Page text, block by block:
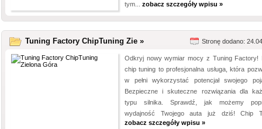
tym... zobacz szczegóły wpisu »
Tuning Factory ChipTuning Zie » Stronę dodano:
Odkryj nowy wymiar mocy z Tuning Factory!
chip tuning to profesjonalna usługa, która
w pełni wykorzystać potencjał swojego
Bezpieczne i skuteczne rozwiązania dla
typu silnika. Sprawdź, jak możemy
wydajność Twojego auta już dziś! Chip
zobacz szczegóły wpisu »